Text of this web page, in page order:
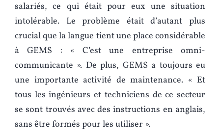
salariés, ce qui était pour eux une situation
intolérable. Le problème était d’autant plus
crucial que la langue tient une place considérable
à GEMS : « C’est une entreprise omni-
communicante ». De plus, GEMS a toujours eu
une importante activité de maintenance. « Et
tous les ingénieurs et techniciens de ce secteur
se sont trouvés avec des instructions en anglais,
sans être formés pour les utiliser ».